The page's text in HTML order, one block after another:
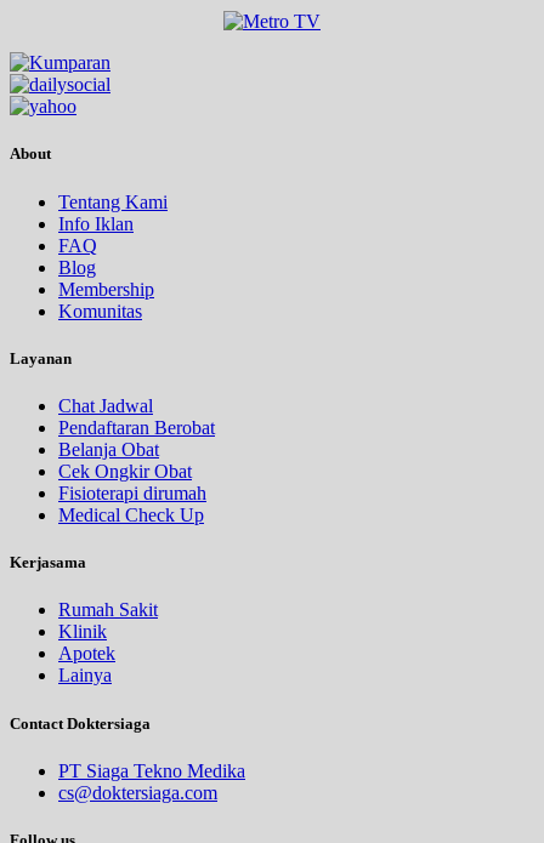
About
Tentang Kami
Info Iklan
FAQ
Blog
Membership
Komunitas
Layanan
Chat Jadwal
Pendaftaran Berobat
Belanja Obat
Cek Ongkir Obat
Fisioterapi dirumah
Medical Check Up
Kerjasama
Rumah Sakit
Klinik
Apotek
Lainya
Contact Doktersiaga
PT Siaga Tekno Medika
cs@doktersiaga.com